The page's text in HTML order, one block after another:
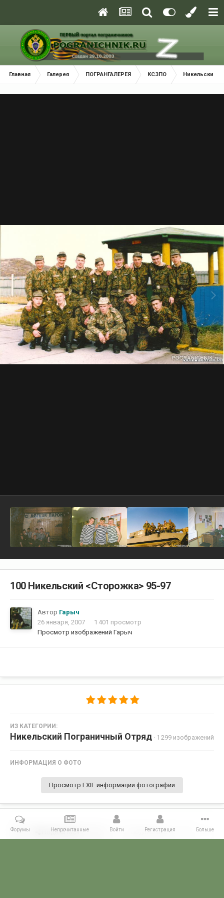
Главная Галерея ПОГРАНГАЛЕРЕЯ КСЗПО Никельский
100 Никельский <Сторожка> 95-97
Автор Гарыч
26 января, 2007
1 401 просмотр
Просмотр изображений Гарыч
ИЗ КАТЕГОРИИ:
Никельский Пограничный Отряд · 1 299 изображений
ИНФОРМАЦИЯ О ФОТО
Просмотр EXIF информации фотографии
Поделиться Подписчики 0
Форумы Непрочитанные Войти Регистрация Больше